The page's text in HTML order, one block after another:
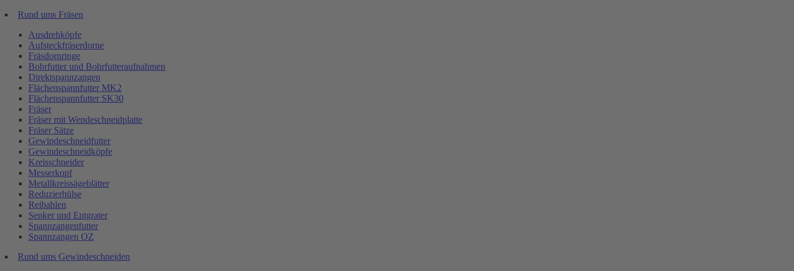
Rund ums Fräsen
Ausdrehköpfe
Aufsteckfräserdorne
Fräsdornringe
Bohrfutter und Bohrfutteraufnahmen
Direktspannzangen
Flächenspannfutter MK2
Flächenspannfutter SK30
Fräser
Fräser mit Wendeschneidplatte
Fräser Sätze
Gewindeschneidfutter
Gewindeschneidköpfe
Kreisschneider
Messerkopf
Metallkreissägeblätter
Reduzierhülse
Reibahlen
Senker und Entgrater
Spannzangenfutter
Spannzangen OZ
Rund ums Gewindeschneiden